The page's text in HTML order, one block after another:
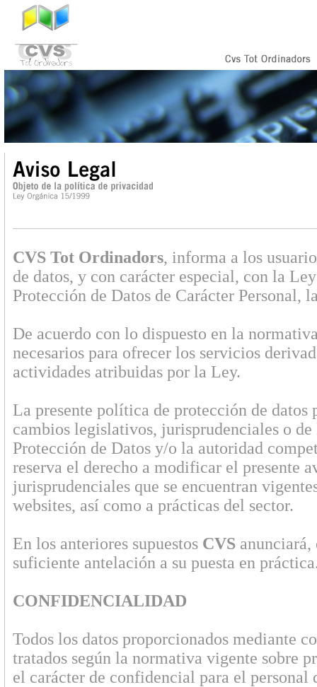
CVS Tot Ordinadors, informa a los
de datos, y con carácter especial, con la
Protección de Datos de Carácter Personal,
De acuerdo con lo dispuesto en la
necesarios para ofrecer los servicios
actividades atribuidas por la Ley.
La presente política de protección de
cambios legislativos, jurisprudenciales o
Protección de Datos y/o la autoridad
reserva el derecho a modificar el presente
jurisprudenciales que se encuentran
websites, así como a prácticas del sector.
En los anteriores supuestos CVSanunciará,
suficiente antelación a su puesta en
CONFIDENCIALIDAD
Todos los datos proporcionados mediante
tratados según la normativa vigente sobre
el carácter de confidencial para el personal